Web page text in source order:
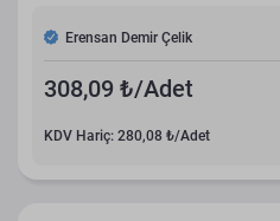
Erensan Demir Çelik
308,09 ₺/Adet
KDV Hariç: 280,08 ₺/Adet